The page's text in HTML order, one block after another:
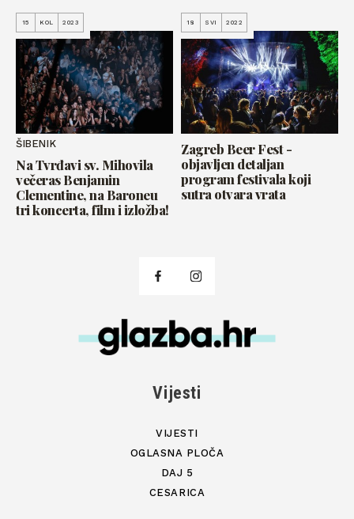
15 KOL 2023
ŠIBENIK
Na Tvrđavi sv. Mihovila
večeras Benjamin
Clementine, na Baroneu
tri koncerta, film i izložba!
18 SVI 2022
Zagreb Beer Fest -
objavljen detaljan
program festivala koji
sutra otvara vrata
Vijesti
VIJESTI
OGLASNA PLOČA
DAJ 5
CESARICA